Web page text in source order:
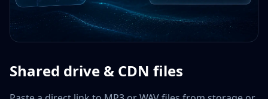
Shared drive & CDN files